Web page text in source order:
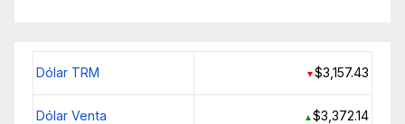
Dólar TRM ▼$3,157.43
Dólar Venta ▲$3,372.14